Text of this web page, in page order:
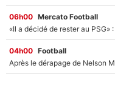
06h00 Mercato Football
04h00 Football